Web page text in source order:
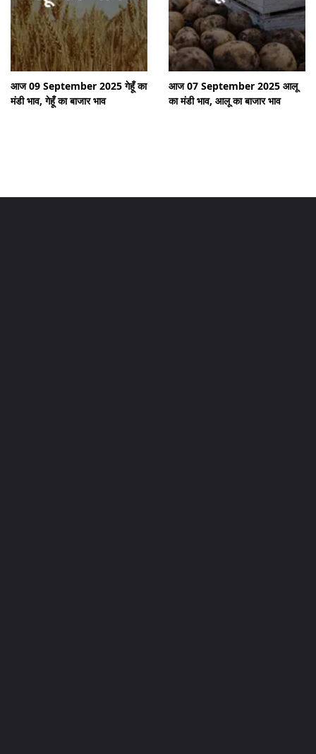
आज 09 September 2025 गेहूँ का
मंडी भाव, गेहूँ का बाजार भाव
आज 07 September 2025 आलू
का मंडी भाव, आलू का बाजार भाव